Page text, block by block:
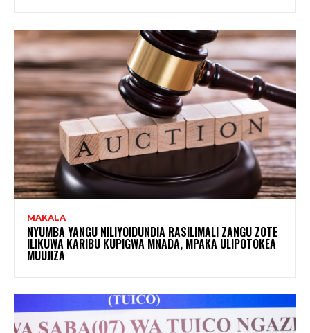
MAKALA
NYUMBA YANGU NILIYOIDUNDIA RASILIMALI ZANGU ZOTE
ILIKUWA KARIBU KUPIGWA MNADA, MPAKA ULIPOTOKEA
MUUJIZA